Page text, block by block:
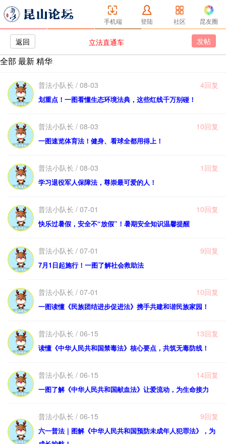
手机端 登陆 社区 昆友圈
返回 立法直通车 发帖
全部 最新精华
普法小队长 / 08-03 4回复
划重点！一图看懂生态环境法典，这些红线千万别碰！
普法小队长 / 08-03 10回复
一图速览体育法！健身、看球全都用得上！
普法小队长 / 08-03 1回复
学习退役军人保障法，尊崇最可爱的人！
普法小队长 / 07-01 10回复
快乐过暑假，安全不“放假”！暑期安全知识温馨提醒
普法小队长 / 07-01 9回复
7月1日起施行！一图了解社会救助法
普法小队长 / 07-01 10回复
一图读懂《民族团结进步促进法》携手共建和谐民族家园！
普法小队长 / 06-15 13回复
读懂《中华人民共和国禁毒法》核心要点，共筑无毒防线！
普法小队长 / 06-15 14回复
一图了解《中华人民共和国献血法》让爱流动，为生命接力
普法小队长 / 06-15 9回复
六一普法｜图解《中华人民共和国预防未成年人犯罪法》，为